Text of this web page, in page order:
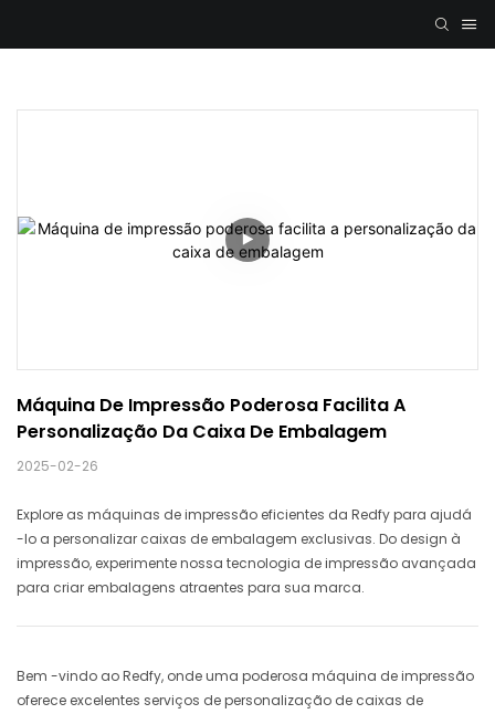
Máquina De Impressão Poderosa Facilita A
Personalização Da Caixa De Embalagem
2025-02-26
Explore as máquinas de impressão eficientes da Redfy para ajudá
-lo a personalizar caixas de embalagem exclusivas. Do design à
impressão, experimente nossa tecnologia de impressão avançada
para criar embalagens atraentes para sua marca.
Bem -vindo ao Redfy, onde uma poderosa máquina de impressão
oferece excelentes serviços de personalização de caixas de